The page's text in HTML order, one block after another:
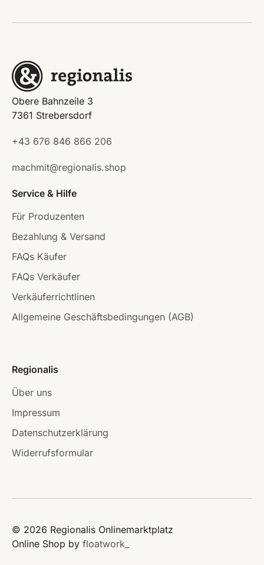
Obere Bahnzeile 3
7361 Strebersdorf
+43 676 846 866 206
machmit@regionalis.shop
Service & Hilfe
Für Produzenten
Bezahlung & Versand
FAQs Käufer
FAQs Verkäufer
Verkäuferrichtlinen
Allgemeine Geschäftsbedingungen (AGB)
Regionalis
Über uns
Impressum
Datenschutzerklärung
Widerrufsformular
© 2026 Regionalis Onlinemarktplatz
Online Shop by floatwork_